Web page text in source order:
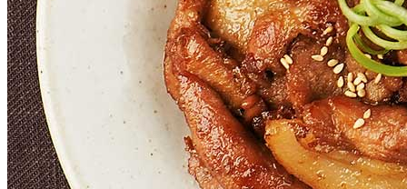
비밀글 제외
작성된 문의글이 없습니다
주문하기